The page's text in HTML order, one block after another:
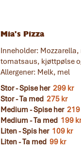
Mia's Pizza
Inneholder: Mozzarella,
tomatsaus, kjøttpølse
Allergener: Melk, mel
Stor - Spise her 299 kr
Stor - Ta med 275 kr
Medium - Spise her 219
Medium - Ta med 199 kr
Liten - Spis her 109 kr
Liten - Ta med 99 kr